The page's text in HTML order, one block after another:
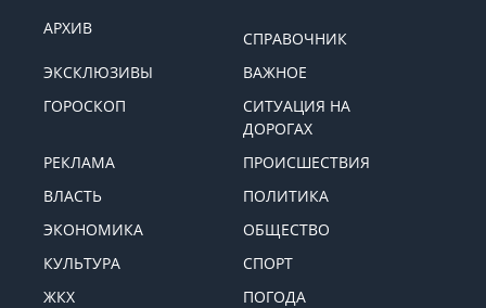
АРХИВ
СПРАВОЧНИК
ЭКСКЛЮЗИВЫ
ВАЖНОЕ
ГОРОСКОП
СИТУАЦИЯ НА
ДОРОГАХ
РЕКЛАМА
ПРОИСШЕСТВИЯ
ВЛАСТЬ
ПОЛИТИКА
ЭКОНОМИКА
ОБЩЕСТВО
КУЛЬТУРА
СПОРТ
ЖКХ
ПОГОДА